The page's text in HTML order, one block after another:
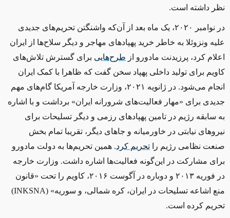
نظر داشته است.
در نوامبر ۲۰۲۰، ‌یک ماه بعد از آن‌که واشنگتن تحریم‌های جدیدی
علیه ونزوئلا به خاطر خرید پهپادهای مهاجر و دیگر سلاح‌ها از ایران
اعلام کرد‌،‌ پرزیدنت مادورو از طرح‌هایی برای گسترش تلاش‌های
کاویم برای تولید داخلی پهپاد سخن گفت که ظاهرا با کمک ایران
انجام می‌شود. در ژانویه ۲۰۲۱، وزارت خارجه آمریکا گام‌های مهم
جدیدی برای «مهار فعالیت‌های شرورانه ایران» برداشت و با اشاره
به سابقه رژیم در تامین پهپادهای رزمی و دیگر تسلیحات برای
نیروهای نیابتی در خاورمیانه و جاهای دیگر، تقریبا تمام بخش
صنعت نظامی رژیم را تحریم کرد. همین تحریم‌ها به دولت مادورو
برای مشارکت در این‌گونه فعالیت‌ها اشاره داشت. وزارت خارجه
در فوریه ۲۰۱۳ و دوباره در آگوست ۲۰۱۶، کاویم را تحت «قانون
منع اشاعه تسلیحات در ایران، کره شمالی، و سوریه» (INKSNA
)
تحریم کرده است.